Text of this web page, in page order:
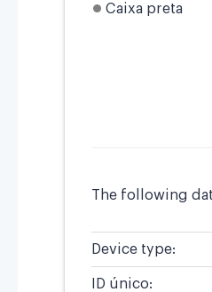
Caixa preta
The following
Device type:
ID único: